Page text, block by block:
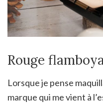
Rouge
Lorsque je pense
marque qui me vient à